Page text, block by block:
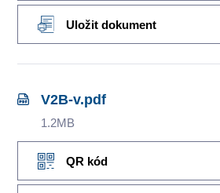
Uložit dokument
V2B-v.pdf
1.2MB
QR kód